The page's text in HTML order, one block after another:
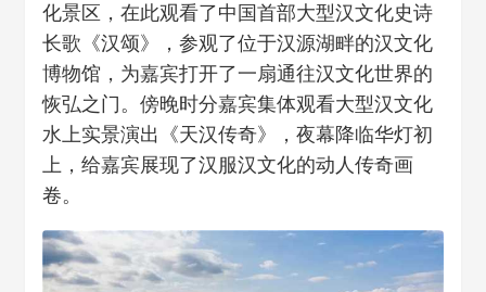
化景区，在此观看了中国首部大型汉文化史诗
长歌《汉颂》，参观了位于汉源湖畔的汉文化
博物馆，为嘉宾打开了一扇通往汉文化世界的
恢弘之门。傍晚时分嘉宾集体观看大型汉文化
水上实景演出《天汉传奇》，夜幕降临华灯初
上，给嘉宾展现了汉服汉文化的动人传奇画
卷。